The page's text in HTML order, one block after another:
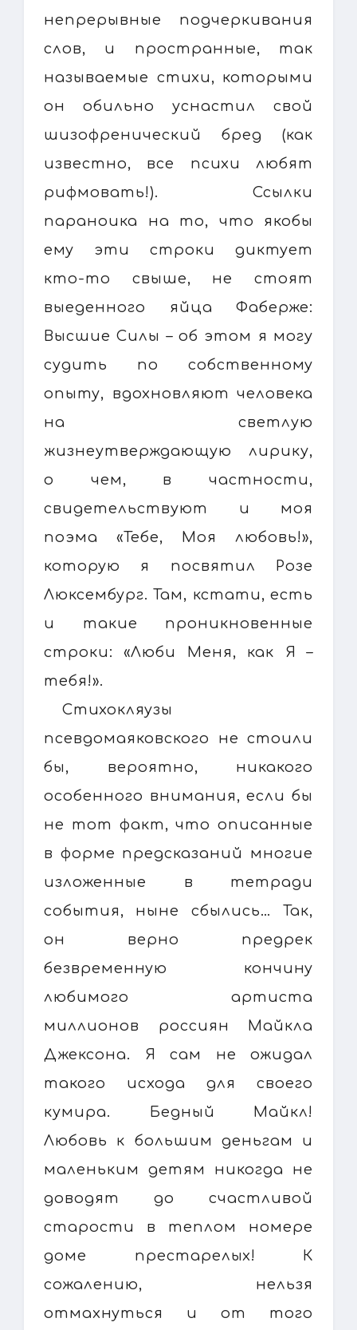
непрерывные подчеркивания
слов, и пространные, так
называемые стихи, которыми
он обильно уснастил свой
шизофренический бред (как
известно, все психи любят
рифмовать!). Ссылки
параноика на то, что якобы
ему эти строки диктует
кто-то свыше, не стоят
выеденного яйца Фаберже:
Высшие Силы – об этом я могу
судить по собственному
опыту, вдохновляют человека
на светлую
жизнеутверждающую лирику,
о чем, в частности,
свидетельствуют и моя
поэма «Тебе, Моя любовь!»,
которую я посвятил Розе
Люксембург. Там, кстати, есть
и такие проникновенные
строки: «Люби Меня, как Я –
тебя!».
Стихокляузы
псевдомаяковского не стоили
бы, вероятно, никакого
особенного внимания, если бы
не тот факт, что описанные
в форме предсказаний многие
изложенные в тетради
события, ныне сбылись… Так,
он верно предрек
безвременную кончину
любимого артиста
миллионов россиян Майкла
Джексона. Я сам не ожидал
такого исхода для своего
кумира. Бедный Майкл!
Любовь к большим деньгам и
маленьким детям никогда не
доводят до счастливой
старости в теплом номере
доме престарелых! К
сожалению, нельзя
отмахнуться и от того